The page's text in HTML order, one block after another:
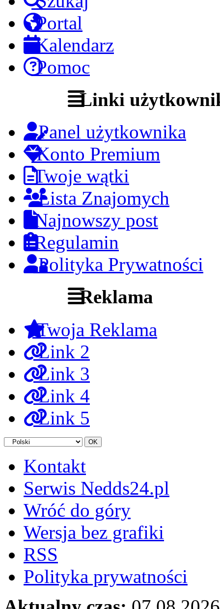
Portal
Kalendarz
Pomoc
Linki
Panel użytkownika
Konto Premium
Twoje wątki
Lista Znajomych
Najnowszy post
Regulamin
Polityka Prywatności
Reklama
Twoja Reklama
Link 2
Link 3
Link 4
Link 5
Kontakt
Serwis Nedds24.pl
Wróć do góry
Wersja bez grafiki
RSS
Polityka prywatności